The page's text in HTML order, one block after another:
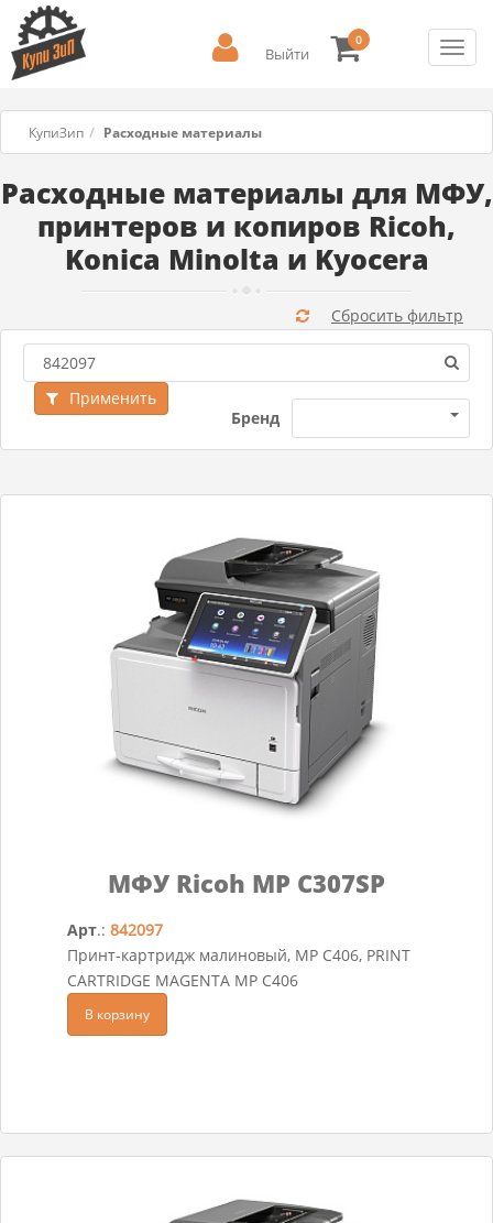
Выйти
0
КупиЗип Расходные материалы
Расходные материалы для МФУ,
принтеров и копиров Ricoh,
Konica Minolta и Kyocera
Бренд
Применить
Сбросить фильтр
МФУ Ricoh MP C307SP
Арт.: 842097
Принт-картридж малиновый, MP C406, PRINT
CARTRIDGE MAGENTA MP C406
В корзину